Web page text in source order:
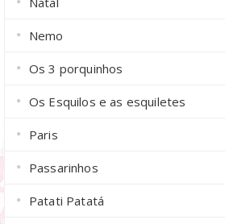
Nemo
Os 3 porquinhos
Os Esquilos e as esquiletes
Paris
Passarinhos
Patati Patatá